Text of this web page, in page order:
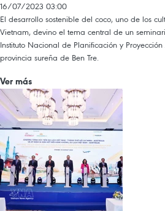
16/07/2023 03:00
El desarrollo sostenible del coco, uno de los
Vietnam, devino el tema central de un
Instituto Nacional de Planificación y
provincia sureña de Ben Tre.
Ver más